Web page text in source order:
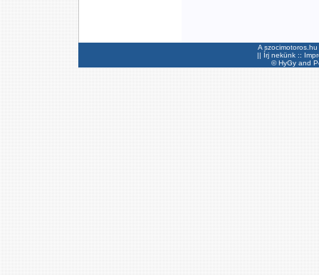
A
|| Írj nekünk ::
©HyGyand